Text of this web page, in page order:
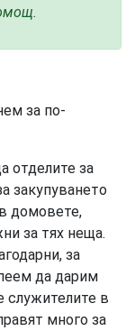
за по-
отделите за
закупуването
домовете,
за тях неща.
за
да дарим
служителите в
много за